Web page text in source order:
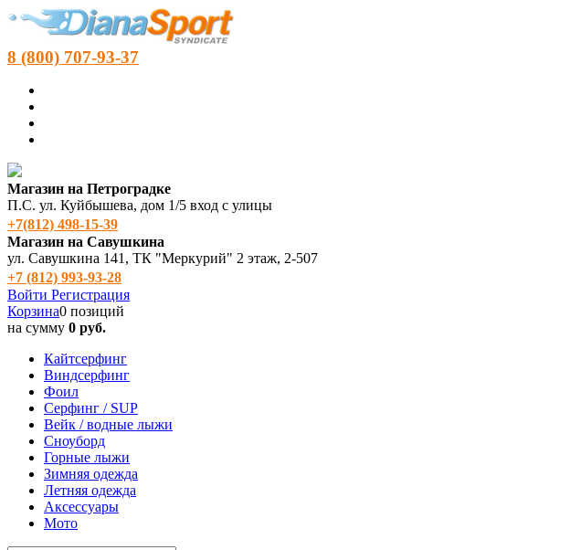
8 (800) 707-93-37
Магазин на Петроградке
П.С. ул. Куйбышева, дом 1/5 вход с улицы
+7(812) 498‑15-39
Магазин на Савушкина
ул. Савушкина 141, ТК "Меркурий" 2 этаж, 2-507
+7 (812) 993-93-28
Войти Регистрация
Корзина0 позиций
на сумму 0 руб.
Кайтсерфинг
Виндсерфинг
Фоил
Серфинг / SUP
Вейк / водные лыжи
Сноуборд
Горные лыжи
Зимняя одежда
Летняя одежда
Аксессуары
Мото